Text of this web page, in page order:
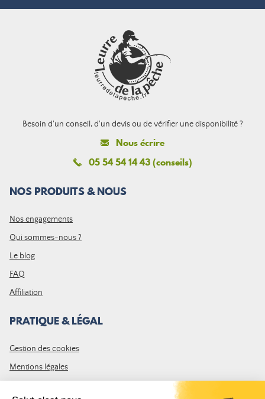
Besoin d'un conseil, d'un devis ou de vérifier une disponibilité ?
Nous écrire
05 54 54 14 43 (conseils)
NOS PRODUITS & NOUS
Nos engagements
Qui sommes-nous ?
Le blog
FAQ
Affiliation
PRATIQUE & LÉGAL
Gestion des cookies
Mentions légales